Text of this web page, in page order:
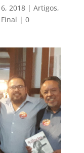
2018| Artigos,
| 0